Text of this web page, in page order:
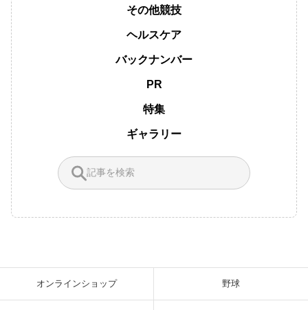
その他競技
ヘルスケア
バックナンバー
PR
特集
ギャラリー
オンラインショップ 野球